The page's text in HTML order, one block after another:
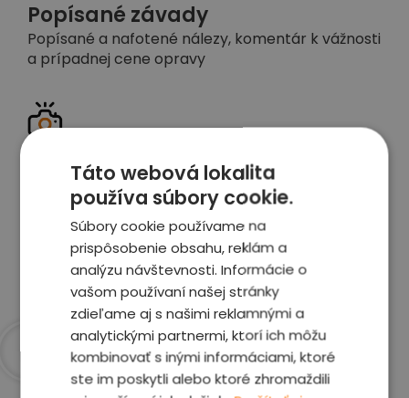
Popísané závady
Popísané a nafotené nálezy, komentár k vážnosti
a prípadnej cene opravy
Celé auto z exteriéru aj interiéru nafotíme
vrátane závad a poškodení
Zobraziť report
Táto webová lokalita
používa súbory cookie.
Súbory cookie používame na
prispôsobenie obsahu, reklám a
analýzu návštevnosti. Informácie o
vašom používaní našej stránky
zdieľame aj s našimi reklamnými a
analytickými partnermi, ktorí ich môžu
kombinovať s inými informáciami, ktoré
ste im poskytli alebo ktoré zhromaždili